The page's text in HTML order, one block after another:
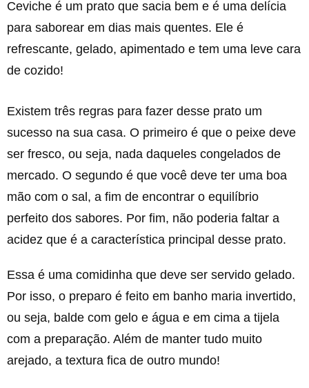
Ceviche é um prato que sacia bem e é uma delícia
para saborear em dias mais quentes. Ele é
refrescante, gelado, apimentado e tem uma leve cara
de cozido!
Existem três regras para fazer desse prato um
sucesso na sua casa. O primeiro é que o peixe deve
ser fresco, ou seja, nada daqueles congelados de
mercado. O segundo é que você deve ter uma boa
mão com o sal, a fim de encontrar o equilíbrio
perfeito dos sabores. Por fim, não poderia faltar a
acidez que é a característica principal desse prato.
Essa é uma comidinha que deve ser servido gelado.
Por isso, o preparo é feito em banho maria invertido,
ou seja, balde com gelo e água e em cima a tijela
com a preparação. Além de manter tudo muito
arejado, a textura fica de outro mundo!